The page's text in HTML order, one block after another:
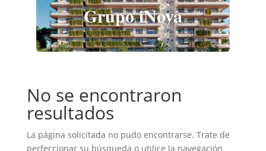
Grupo iNova
No se encontraron
resultados
La página solicitada no pudo encontrarse. Trate de
perfeccionar su búsqueda o utilice la navegación